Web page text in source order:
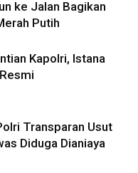
ke Jalan Bagikan
Putih
Kapolri, Istana
Transparan Usut
Diduga Dianiaya